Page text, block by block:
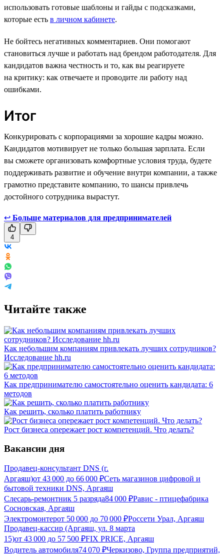
использовать готовые шаблоны и гайды с подсказками,
которые есть в личном кабинете.
Не бойтесь негативных комментариев. Они помогают
становиться лучше и работать над брендом работодателя. Для
кандидатов важна честность и то, как вы реагируете
на критику: как отвечаете и проводите ли работу над
ошибками.
Итог
Конкурировать с корпорациями за хорошие кадры можно.
Кандидатов мотивирует не только большая зарплата. Если
вы сможете организовать комфортные условия труда, будете
поддерживать развитие и обучение внутри компании, а также
грамотно представите компанию, то шансы привлечь
достойного сотрудника вырастут.
↩ Больше материалов для предпринимателей
4
Читайте также
Как небольшим компаниям привлекать лучших сотрудников?
Исследование hh.ru
Как предпринимателю самостоятельно оценить кандидата: 6
методов
Как решить, сколько платить работнику
Рост бизнеса опережает рост компетенций. Что делать?
Вакансии дня
Продавец-консультант DNS (г.
Аргаяш)от 43 000 до 66 000 ₽Сеть магазинов цифровой и
бытовой техники DNS, Аргаяш
Слесарь-ремонтник 5 разряда84 000 ₽Равис - птицефабрика
Сосновская, Аргаяш
Электромонтерот 50 000 до 70 000 ₽Россети Урал, Аргаяш
Продавец-кассир (Аргаяш, ул. 8 марта
15)от 43 000 до 57 500 ₽FIX PRICE, Аргаяш
Водитель автомобиля74 070 ₽Черкизово, Группа предприятий,